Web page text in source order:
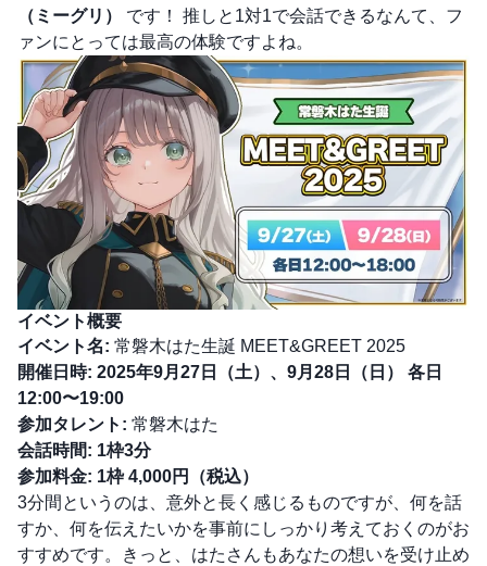
（ミーグリ）
です！ 推しと1対1で会話できるなんて、フ
ァンにとっては最高の体験ですよね。
イベント概要
イベント名: 常磐木はた生誕 MEET&GREET 2025
開催日時: 2025年9月27日（土）、9月28日（日） 各日
12:00〜19:00
参加タレント: 常磐木はた
会話時間: 1枠3分
参加料金: 1枠 4,000円（税込）
3分間というのは、意外と長く感じるものですが、何を話
すか、何を伝えたいかを事前にしっかり考えておくのがお
すすめです。きっと、はたさんもあなたの想いを受け止め